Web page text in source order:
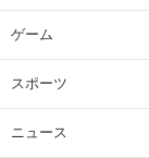
ゲーム
スポーツ
ニュース